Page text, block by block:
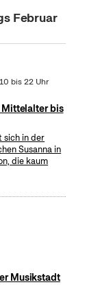
Februar
bis 22 Uhr
Mittelalter bis
sich in der
Susanna in
die kaum
Musikstadt